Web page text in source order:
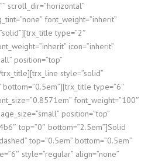
scroll_dir=”horizontal”
font_weight=”inherit”
type=”2″
icon=”inherit”
position=”top”
style=”solid”
type=”6″
font_weight=”100″
position=”top”
top=”0″ bottom=”2.5em”]Solid
top=”0.5em” bottom=”0.5em”
style=”regular” align=”none”